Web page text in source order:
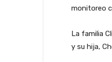
monitoreo
La familia
y su hija,